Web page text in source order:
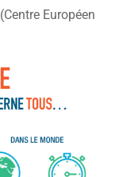
(Centre Européen